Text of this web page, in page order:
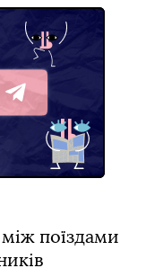
між поїздами